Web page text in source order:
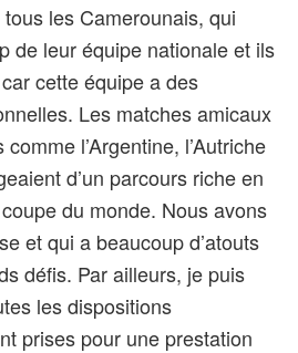
les Camerounais, qui
de leur équipe nationale et ils
cette équipe a des
Les matches amicaux
l’Argentine, l’Autriche
d’un parcours riche en
du monde. Nous avons
et qui a beaucoup d’atouts
défis. Par ailleurs, je puis
les dispositions
prises pour une prestation